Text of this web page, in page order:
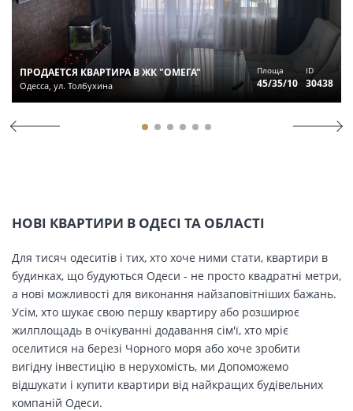
ПРОДАЕТСЯ КВАРТИРА В ЖК "ОМЕГА"
Одесса, ул. Толбухина
Площа
45/35/10
ID
30438
НОВІ КВАРТИРИ В ОДЕСІ ТА ОБЛАСТІ
Для тисяч одеситів і тих, хто хоче ними стати, квартири в
будинках, що будуються Одеси - не просто квадратні метри,
а нові можливості для виконання найзаповітніших бажань.
Усім, хто шукає свою першу квартиру або розширює
жилплощадь в очікуванні додавання сім'ї, хто мріє
оселитися на березі Чорного моря або хоче зробити
вигідну інвестицію в нерухомість, ми Допоможемо
відшукати і купити квартири від найкращих будівельних
компаній Одеси.